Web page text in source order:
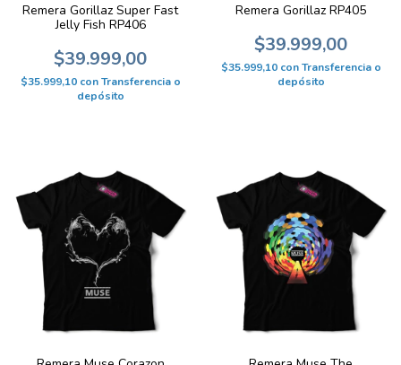
Remera Gorillaz Super Fast
Jelly Fish RP406
$39.999,00
$35.999,10 con Transferencia o
depósito
Remera Gorillaz RP405
$39.999,00
$35.999,10 con Transferencia o
depósito